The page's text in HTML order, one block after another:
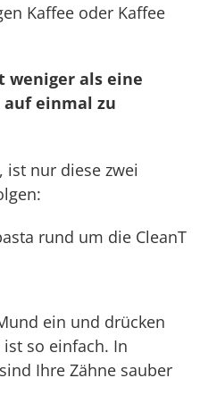
Kaffee oder Kaffee
weniger als eine
auf einmal zu
ist nur diese zwei
rund um die CleanT
ein und drücken
ist so einfach. In
Ihre Zähne sauber